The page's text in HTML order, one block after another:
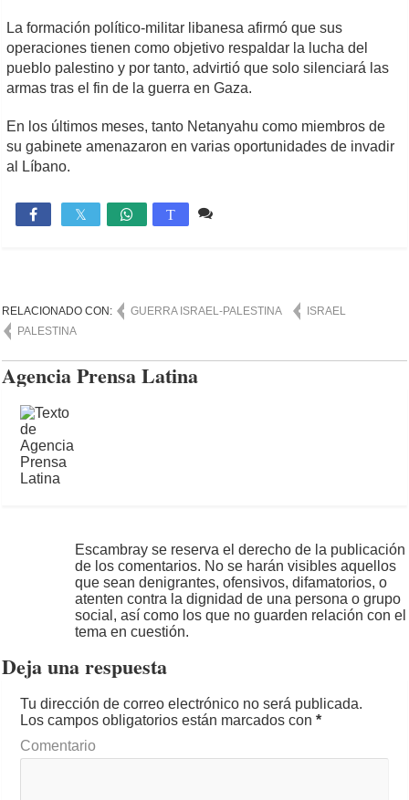
La formación político-militar libanesa afirmó que sus
operaciones tienen como objetivo respaldar la lucha del
pueblo palestino y por tanto, advirtió que solo silenciará las
armas tras el fin de la guerra en Gaza.
En los últimos meses, tanto Netanyahu como miembros de
su gabinete amenazaron en varias oportunidades de invadir
al Líbano.
 T
RELACIONADO CON: GUERRA ISRAEL-PALESTINA
ISRAEL
PALESTINA
Agencia Prensa Latina
Escambray se reserva el derecho de la publicación
de los comentarios. No se harán visibles aquellos
que sean denigrantes, ofensivos, difamatorios, o
atenten contra la dignidad de una persona o grupo
social, así como los que no guarden relación con el
tema en cuestión.
Deja una respuesta
Tu dirección de correo electrónico no será publicada.
Los campos obligatorios están marcados con*
Comentario